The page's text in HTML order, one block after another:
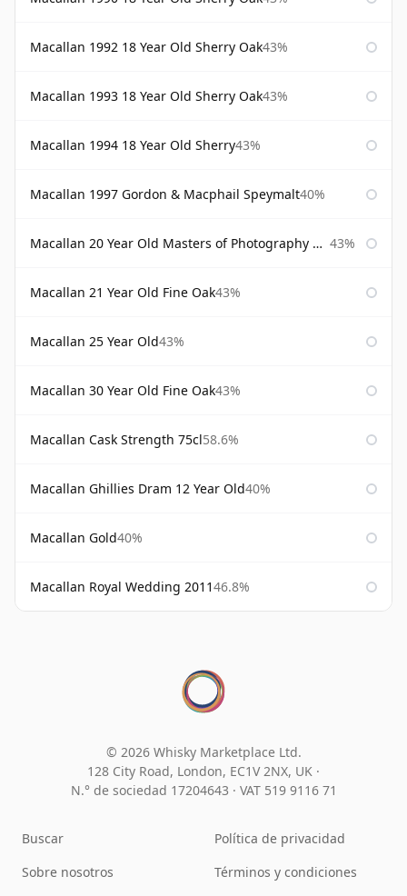
Macallan 1992 18 Year Old Sherry Oak43%
Macallan 1993 18 Year Old Sherry Oak43%
Macallan 1994 18 Year Old Sherry43%
Macallan 1997 Gordon & Macphail Speymalt40%
Macallan 20 Year Old Masters of Photography Albert Watson 43%
Macallan 21 Year Old Fine Oak43%
Macallan 25 Year Old43%
Macallan 30 Year Old Fine Oak43%
Macallan Cask Strength 75cl58.6%
Macallan Ghillies Dram 12 Year Old40%
Macallan Gold40%
Macallan Royal Wedding 201146.8%
© 2026 Whisky Marketplace Ltd.
128 City Road, London, EC1V 2NX, UK ·
N.° de sociedad 17204643 · VAT 519 9116 71
Buscar
Sobre nosotros
Política de privacidad
Términos y condiciones